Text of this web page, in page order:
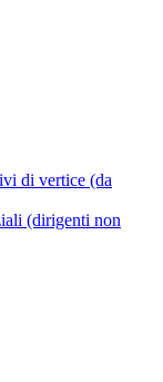
di vertice (da
(dirigenti non